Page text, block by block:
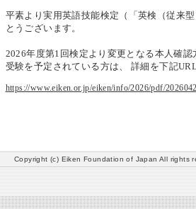
平素より実用英語技能検定（「英検（従来
とうございます。
2026年度第1回検定より変更となる本人確
受験を予定されている方は、 詳細を下記
https://www.eiken.or.jp/eiken/info/2026/pdf/
Copyright (c) Eiken Foundation of Japan All rights